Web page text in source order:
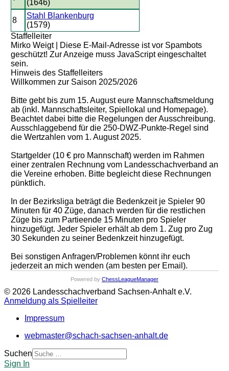
(1646)
8
Stahl Blankenburg
(1579)
Staffelleiter
Mirko Weigt |
Diese E-Mail-Adresse ist vor Spambots
geschützt! Zur Anzeige muss JavaScript eingeschaltet
sein.
Hinweis des Staffelleiters
Willkommen zur Saison 2025/2026
Bitte gebt bis zum 15. August eure Mannschaftsmeldung
ab (inkl. Mannschaftsleiter, Spiellokal und Homepage).
Beachtet dabei bitte die Regelungen der Ausschreibung.
Ausschlaggebend für die 250-DWZ-Punkte-Regel sind
die Wertzahlen vom 1. August 2025.
Startgelder (10 € pro Mannschaft) werden im Rahmen
einer zentralen Rechnung vom Landesschachverband an
die Vereine erhoben. Bitte begleicht diese Rechnungen
pünktlich.
In der Bezirksliga beträgt die Bedenkzeit je Spieler 90
Minuten für 40 Züge, danach werden für die restlichen
Züge bis zum Partieende 15 Minuten pro Spieler
hinzugefügt. Jeder Spieler erhält ab dem 1. Zug pro Zug
30 Sekunden zu seiner Bedenk­zeit hinzugefügt.
Bei sonstigen Anfragen/Problemen könnt ihr euch
jederzeit an mich wenden (am besten per Email).
Powered by ChessLeagueManager
© 2026 Landesschachverband Sachsen-Anhalt e.V.
Anmeldung als Spielleiter
Impressum
webmaster@schach-sachsen-anhalt.de
Suchen
Sign In